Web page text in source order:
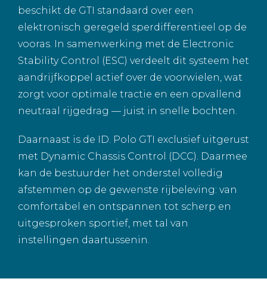
beschikt de GTI standaard over een
elektronisch geregeld sperdifferentieel op de
vooras. In samenwerking met de Electronic
Stability Control (ESC) verdeelt dit systeem het
aandrijfkoppel actief over de voorwielen, wat
zorgt voor optimale tractie en een opvallend
neutraal rijgedrag — juist in snelle bochten.
Daarnaast is de ID. Polo GTI exclusief uitgerust
met Dynamic Chassis Control (DCC). Daarmee
kan de bestuurder het onderstel volledig
afstemmen op de gewenste rijbeleving: van
comfortabel en ontspannen tot scherp en
uitgesproken sportief, met tal van
instellingen daartussenin.